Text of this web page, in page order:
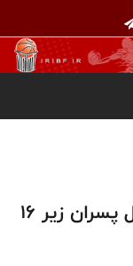
سومین پیروزی تیم ملی بسکتبال پسران زیر ۱۶